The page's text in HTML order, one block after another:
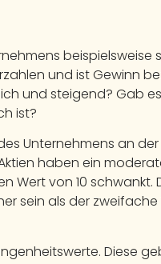
beispielsweise
und ist Gewinn
und steigend? Gab
ist?
Unternehmens an
haben ein
Wert von 10 schwankt.
sein als der
Diese